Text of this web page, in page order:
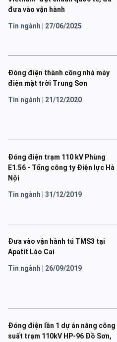
đưa vào vận hành
Tin ngành 27/06/2025
Đóng điện thành công nhà máy
điện mặt trời Trung Sơn
Tin ngành 21/12/2020
Đóng điện trạm 110 kV Phùng
E1.56 - Tổng công ty Điện lực Hà
Nội
Tin ngành 31/12/2019
Đưa vào vận hành tủ TMS3 tại
Apatit Lào Cai
Tin ngành 26/09/2019
Đóng điện lần 1 dự án nâng công
suất trạm 110kV HP-96 Đồ Sơn,